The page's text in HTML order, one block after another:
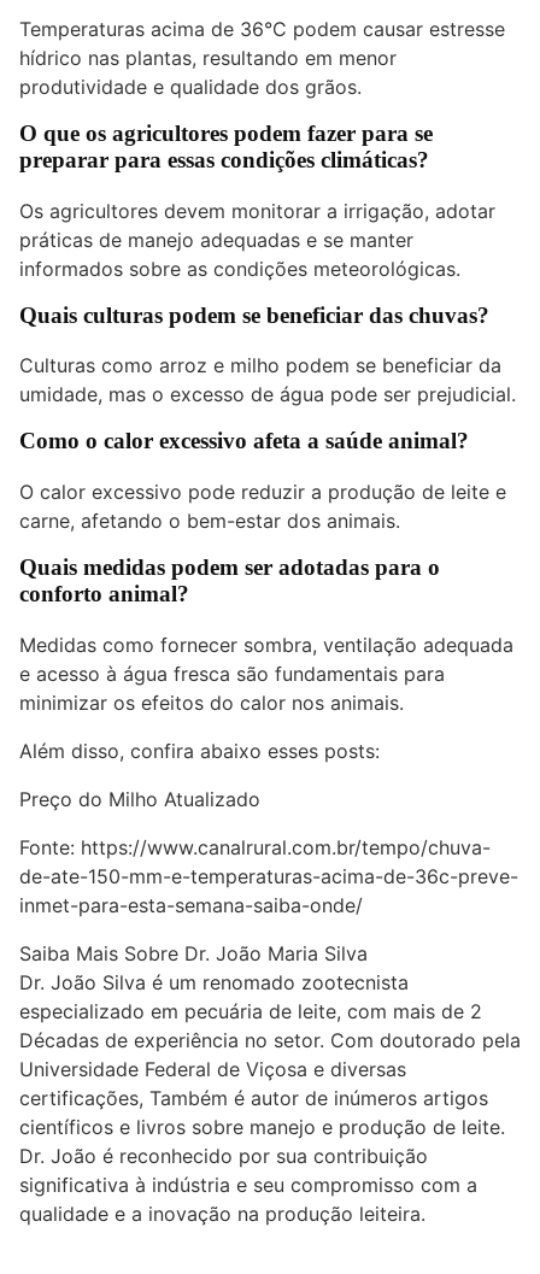
Temperaturas acima de 36°C podem causar estresse
hídrico nas plantas, resultando em menor
produtividade e qualidade dos grãos.
O que os agricultores podem fazer para se
preparar para essas condições climáticas?
Os agricultores devem monitorar a irrigação, adotar
práticas de manejo adequadas e se manter
informados sobre as condições meteorológicas.
Quais culturas podem se beneficiar das chuvas?
Culturas como arroz e milho podem se beneficiar da
umidade, mas o excesso de água pode ser prejudicial.
Como o calor excessivo afeta a saúde animal?
O calor excessivo pode reduzir a produção de leite e
carne, afetando o bem-estar dos animais.
Quais medidas podem ser adotadas para o
conforto animal?
Medidas como fornecer sombra, ventilação adequada
e acesso à água fresca são fundamentais para
minimizar os efeitos do calor nos animais.
Além disso, confira abaixo esses posts:
Preço do Milho Atualizado
Fonte: https://www.canalrural.com.br/tempo/chuva-
de-ate-150-mm-e-temperaturas-acima-de-36c-preve-
inmet-para-esta-semana-saiba-onde/
Saiba Mais Sobre Dr. João Maria Silva
Dr. João Silva é um renomado zootecnista
especializado em pecuária de leite, com mais de 2
Décadas de experiência no setor. Com doutorado pela
Universidade Federal de Viçosa e diversas
certificações, Também é autor de inúmeros artigos
científicos e livros sobre manejo e produção de leite.
Dr. João é reconhecido por sua contribuição
significativa à indústria e seu compromisso com a
qualidade e a inovação na produção leiteira.